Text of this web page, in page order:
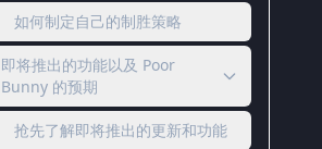
如何制定自己的制胜策略
即将推出的功能以及 Poor
Bunny 的预期
抢先了解即将推出的更新和功能